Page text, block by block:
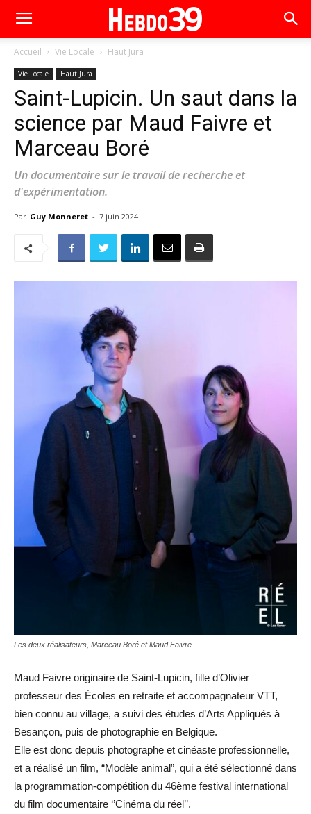
Accueil Vie Locale Haut Jura
Vie Locale Haut Jura
Saint-Lupicin. Un saut dans la
science par Maud Faivre et
Marceau Boré
Un documentaire sur le travail de recherche et
d'expérimentation.
Par Guy Monneret - 7 juin 2024
Les deux réalisateurs, Marceau Boré et Maud Faivre
Maud Faivre originaire de Saint-Lupicin, fille d’Olivier
professeur des Écoles en retraite et accompagnateur VTT,
bien connu au village, a suivi des études d’Arts Appliqués à
Besançon, puis de photographie en Belgique.
Elle est donc depuis photographe et cinéaste professionnelle,
et a réalisé un film, “Modèle animal”, qui a été sélectionné dans
la programmation-compétition du 46ème festival international
du film documentaire ‘’Cinéma du réel’’.